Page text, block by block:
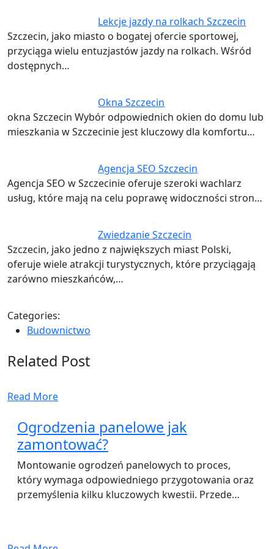
Lekcje jazdy na rolkach Szczecin
Szczecin, jako miasto o bogatej ofercie sportowej,
przyciąga wielu entuzjastów jazdy na rolkach. Wśród
dostępnych…
Okna Szczecin
okna Szczecin Wybór odpowiednich okien do domu lub
mieszkania w Szczecinie jest kluczowy dla komfortu…
Agencja SEO Szczecin
Agencja SEO w Szczecinie oferuje szeroki wachlarz
usług, które mają na celu poprawę widoczności stron…
Zwiedzanie Szczecin
Szczecin, jako jedno z największych miast Polski,
oferuje wiele atrakcji turystycznych, które przyciągają
zarówno mieszkańców,…
Categories:
Budownictwo
Related Post
Read More
Ogrodzenia panelowe jak
zamontować?
Montowanie ogrodzeń panelowych to proces,
który wymaga odpowiedniego przygotowania oraz
przemyślenia kilku kluczowych kwestii. Przede…